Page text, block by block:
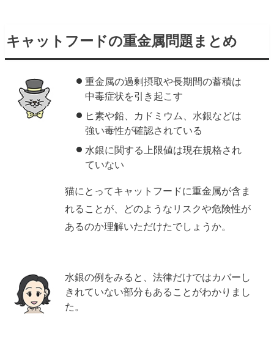
キャットフードの重金属問題まとめ
重金属の過剰摂取や長期間の蓄積は
中毒症状を引き起こす
ヒ素や鉛、カドミウム、水銀などは
強い毒性が確認されている
水銀に関する上限値は現在規格され
ていない
猫にとってキャットフードに重金属が含ま
れることが、どのようなリスクや危険性が
あるのか理解いただけたでしょうか。
水銀の例をみると、法律だけではカバーし
きれていない部分もあることがわかりまし
た。